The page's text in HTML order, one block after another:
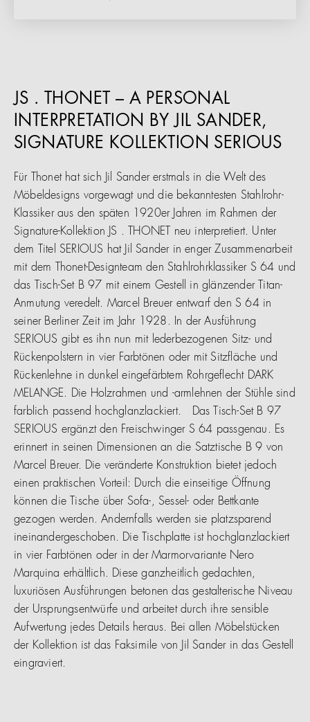
JS . THONET – A PERSONAL
INTERPRETATION BY JIL SANDER,
SIGNATURE KOLLEKTION SERIOUS
Für Thonet hat sich Jil Sander erstmals in die Welt des
Möbeldesigns vorgewagt und die bekanntesten Stahlrohr-
Klassiker aus den späten 1920er Jahren im Rahmen der
Signature-Kollektion JS . THONET neu interpretiert. Unter
dem Titel SERIOUS hat Jil Sander in enger Zusammenarbeit
mit dem Thonet-Designteam den Stahlrohrklassiker S 64 und
das Tisch-Set B 97 mit einem Gestell in glänzender Titan-
Anmutung veredelt. Marcel Breuer entwarf den S 64 in
seiner Berliner Zeit im Jahr 1928. In der Ausführung
SERIOUS gibt es ihn nun mit lederbezogenen Sitz- und
Rückenpolstern in vier Farbtönen oder mit Sitzfläche und
Rückenlehne in dunkel eingefärbtem Rohrgeflecht DARK
MELANGE. Die Holzrahmen und -armlehnen der Stühle sind
farblich passend hochglanzlackiert. Das Tisch-Set B 97
SERIOUS ergänzt den Freischwinger S 64 passgenau. Es
erinnert in seinen Dimensionen an die Satztische B 9 von
Marcel Breuer. Die veränderte Konstruktion bietet jedoch
einen praktischen Vorteil: Durch die einseitige Öffnung
können die Tische über Sofa-, Sessel- oder Bettkante
gezogen werden. Andernfalls werden sie platzsparend
ineinandergeschoben. Die Tischplatte ist hochglanzlackiert
in vier Farbtönen oder in der Marmorvariante Nero
Marquina erhältlich. Diese ganzheitlich gedachten,
luxuriösen Ausführungen betonen das gestalterische Niveau
der Ursprungsentwürfe und arbeitet durch ihre sensible
Aufwertung jedes Details heraus. Bei allen Möbelstücken
der Kollektion ist das Faksimile von Jil Sander in das Gestell
eingraviert.